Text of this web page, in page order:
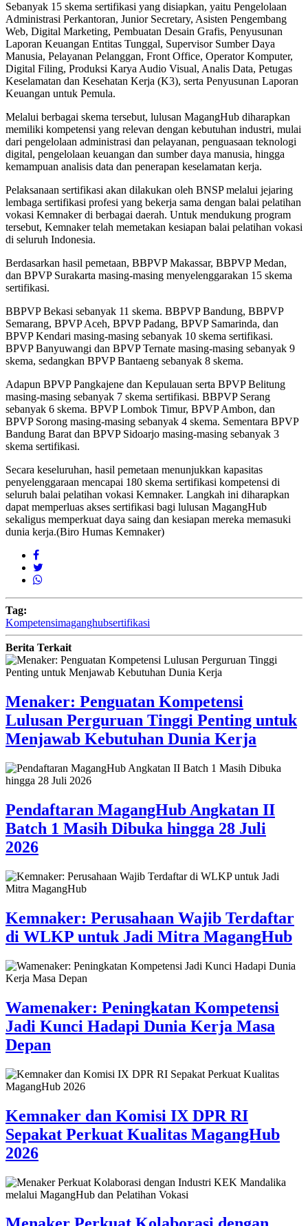
Sebanyak 15 skema sertifikasi yang disiapkan, yaitu Pengelolaan
Administrasi Perkantoran, Junior Secretary, Asisten Pengembang
Web, Digital Marketing, Pembuatan Desain Grafis, Penyusunan
Laporan Keuangan Entitas Tunggal, Supervisor Sumber Daya
Manusia, Pelayanan Pelanggan, Front Office, Operator Komputer,
Digital Filing, Produksi Karya Audio Visual, Analis Data, Petugas
Keselamatan dan Kesehatan Kerja (K3), serta Penyusunan Laporan
Keuangan untuk Pemula.
Melalui berbagai skema tersebut, lulusan MagangHub diharapkan
memiliki kompetensi yang relevan dengan kebutuhan industri, mulai
dari pengelolaan administrasi dan pelayanan, penguasaan teknologi
digital, pengelolaan keuangan dan sumber daya manusia, hingga
kemampuan analisis data dan penerapan keselamatan kerja.
Pelaksanaan sertifikasi akan dilakukan oleh BNSP melalui jejaring
lembaga sertifikasi profesi yang bekerja sama dengan balai pelatihan
vokasi Kemnaker di berbagai daerah. Untuk mendukung program
tersebut, Kemnaker telah memetakan kesiapan balai pelatihan vokasi
di seluruh Indonesia.
Berdasarkan hasil pemetaan, BBPVP Makassar, BBPVP Medan,
dan BPVP Surakarta masing-masing menyelenggarakan 15 skema
sertifikasi.
BBPVP Bekasi sebanyak 11 skema. BBPVP Bandung, BBPVP
Semarang, BPVP Aceh, BPVP Padang, BPVP Samarinda, dan
BPVP Kendari masing-masing sebanyak 10 skema sertifikasi.
BPVP Banyuwangi dan BPVP Ternate masing-masing sebanyak 9
skema, sedangkan BPVP Bantaeng sebanyak 8 skema.
Adapun BPVP Pangkajene dan Kepulauan serta BPVP Belitung
masing-masing sebanyak 7 skema sertifikasi. BBPVP Serang
sebanyak 6 skema. BPVP Lombok Timur, BPVP Ambon, dan
BPVP Sorong masing-masing sebanyak 4 skema. Sementara BPVP
Bandung Barat dan BPVP Sidoarjo masing-masing sebanyak 3
skema sertifikasi.
Secara keseluruhan, hasil pemetaan menunjukkan kapasitas
penyelenggaraan mencapai 180 skema sertifikasi kompetensi di
seluruh balai pelatihan vokasi Kemnaker. Langkah ini diharapkan
dapat memperluas akses sertifikasi bagi lulusan MagangHub
sekaligus memperkuat daya saing dan kesiapan mereka memasuki
dunia kerja.(Biro Humas Kemnaker)
Tag:
Kompetensimaganghubsertifikasi
Berita Terkait
Menaker: Penguatan Kompetensi
Lulusan Perguruan Tinggi Penting untuk
Menjawab Kebutuhan Dunia Kerja
Pendaftaran MagangHub Angkatan II
Batch 1 Masih Dibuka hingga 28 Juli
2026
Kemnaker: Perusahaan Wajib Terdaftar
di WLKP untuk Jadi Mitra MagangHub
Wamenaker: Peningkatan Kompetensi
Jadi Kunci Hadapi Dunia Kerja Masa
Depan
Kemnaker dan Komisi IX DPR RI
Sepakat Perkuat Kualitas MagangHub
2026